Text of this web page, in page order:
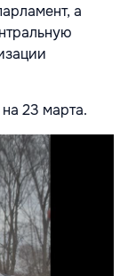
а
23 марта.